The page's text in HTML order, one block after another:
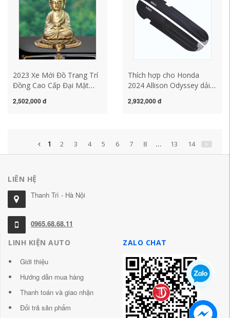
2023 Xe Mới Đồ Trang Trí
Đồng Cao Cấp Đại Mặt
Nữ Điều Khiển Trung Tâm
2,502,000 đ
Thích hợp cho Honda
2024 Allison Odyssey dải
phụ kiện ô tô cung cấp
2,932,000 đ
1 2 3 4 5 6 7 8 ... 13 14
LIÊN HỆ
Thanh Trì - Hà Nội
0965.68.68.11
LINH KIỆN AUTO
Giới thiệu
Hướng dẫn mua hàng
Thanh toán và giao nhận
Đổi trả sản phẩm
ZALO CHAT